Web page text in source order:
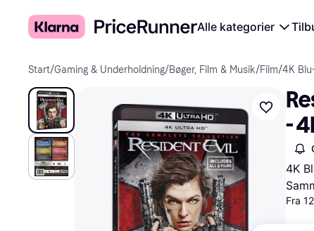
Alle kategorier
Start/Gaming & Underholdning/Bøger, Film & Musik/Film/4K
-
4K
Fra